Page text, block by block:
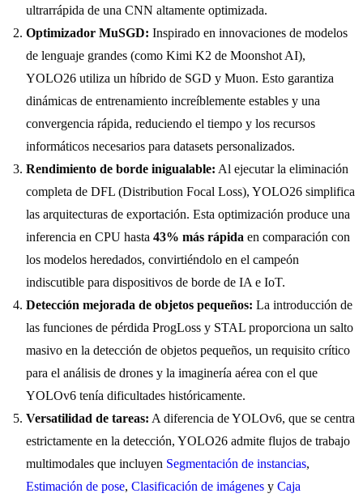
ultrarrápida de una CNN altamente optimizada.
Optimizador MuSGD: Inspirado en innovaciones de modelos
de lenguaje grandes (como Kimi K2 de Moonshot AI),
YOLO26 utiliza un híbrido de SGD y Muon. Esto garantiza
dinámicas de entrenamiento increíblemente estables y una
convergencia rápida, reduciendo el tiempo y los recursos
informáticos necesarios para datasets personalizados.
Rendimiento de borde inigualable: Al ejecutar la eliminación
completa de DFL (Distribution Focal Loss), YOLO26 simplifica
las arquitecturas de exportación. Esta optimización produce una
inferencia en CPU hasta 43% más rápida en comparación con
los modelos heredados, convirtiéndolo en el campeón
indiscutible para dispositivos de borde de IA e IoT.
Detección mejorada de objetos pequeños: La introducción de
las funciones de pérdida ProgLoss y STAL proporciona un salto
masivo en la detección de objetos pequeños, un requisito crítico
para el análisis de drones y la imaginería aérea con el que
YOLOv6 tenía dificultades históricamente.
Versatilidad de tareas: A diferencia de YOLOv6, que se centra
estrictamente en la detección, YOLO26 admite flujos de trabajo
multimodales que incluyen Segmentación de instancias,
Estimación de pose, Clasificación de imágenes y Caja